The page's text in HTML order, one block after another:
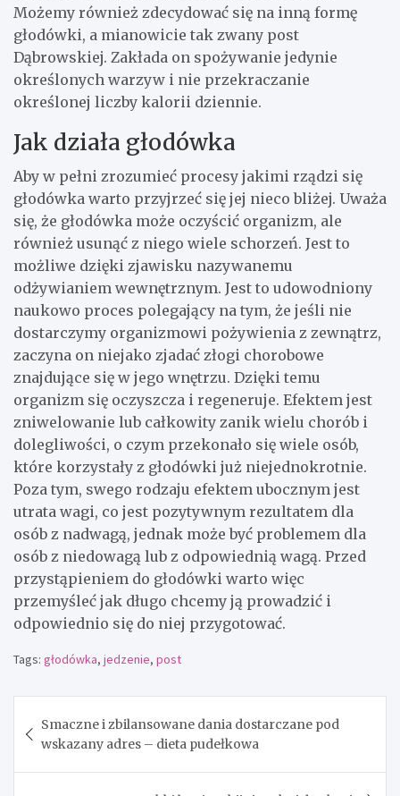
Możemy również zdecydować się na inną formę
głodówki, a mianowicie tak zwany post
Dąbrowskiej. Zakłada on spożywanie jedynie
określonych warzyw i nie przekraczanie
określonej liczby kalorii dziennie.
Jak działa głodówka
Aby w pełni zrozumieć procesy jakimi rządzi się
głodówka warto przyjrzeć się jej nieco bliżej. Uważa
się, że głodówka może oczyścić organizm, ale
również usunąć z niego wiele schorzeń. Jest to
możliwe dzięki zjawisku nazywanemu
odżywianiem wewnętrznym. Jest to udowodniony
naukowo proces polegający na tym, że jeśli nie
dostarczymy organizmowi pożywienia z zewnątrz,
zaczyna on niejako zjadać złogi chorobowe
znajdujące się w jego wnętrzu. Dzięki temu
organizm się oczyszcza i regeneruje. Efektem jest
zniwelowanie lub całkowity zanik wielu chorób i
dolegliwości, o czym przekonało się wiele osób,
które korzystały z głodówki już niejednokrotnie.
Poza tym, swego rodzaju efektem ubocznym jest
utrata wagi, co jest pozytywnym rezultatem dla
osób z nadwagą, jednak może być problemem dla
osób z niedowagą lub z odpowiednią wagą. Przed
przystąpieniem do głodówki warto więc
przemyśleć jak długo chcemy ją prowadzić i
odpowiednio się do niej przygotować.
Tags: głodówka, jedzenie, post
wpisu
Smaczne i zbilansowane dania dostarczane pod
wskazany adres – dieta pudełkowa